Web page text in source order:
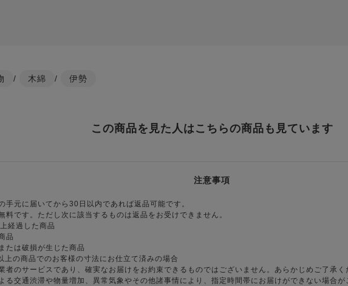
/ 木綿 / 伊勢
この商品を見た人はこちらの商品も見ています
注意事項
手元に届いてから30日以内であれば返品可能です。
料です。ただし次に該当するものは返品をお受けできません。
経過した商品
品
たは破損が生じた商品
上の商品でのお客様の寸法にお仕立て済みの場合
者のサービスであり、確実なお届けをお約束できるものではございません。あらかじめご了承く
る交通渋滞や物量増加、異常気象やその他諸事情により、指定時間帯にお届けができない場合が